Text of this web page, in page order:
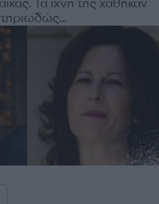
Τα ίχνη της χάθηκαν